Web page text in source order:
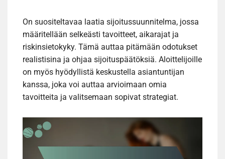
On suositeltavaa laatia sijoitussuunnitelma, jossa
määritellään selkeästi tavoitteet, aikarajat ja
riskinsietokyky. Tämä auttaa pitämään odotukset
realistisina ja ohjaa sijoituspäätöksiä. Aloittelijoille
on myös hyödyllistä keskustella asiantuntijan
kanssa, joka voi auttaa arvioimaan omia
tavoitteita ja valitsemaan sopivat strategiat.